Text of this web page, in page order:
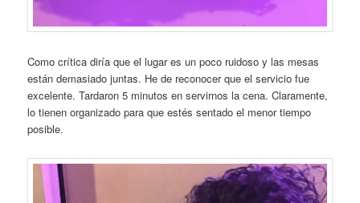
Como crítica diría que el lugar es un poco ruidoso y las mesas
están demasiado juntas. He de reconocer que el servicio fue
excelente. Tardaron 5 minutos en servirnos la cena. Claramente,
lo tienen organizado para que estés sentado el menor tiempo
posible.